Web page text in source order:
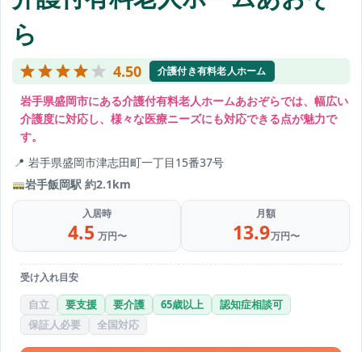
ら
4.50 介護付き有料老人ホーム
岩手県盛岡市にある介護付有料老人ホームあおぞらでは、幅広い
介護度に対応し、様々な医療ニーズにも対応できる点が魅力で
す。
岩手県盛岡市津志田町一丁目15番37号
岩手飯岡駅 約2.1km
入居時
4.5 万円〜
月額
13.9万円〜
受け入れ目安
自立 要支援 要介護 65歳以上
認知症相談可
保証人必要
全国対応